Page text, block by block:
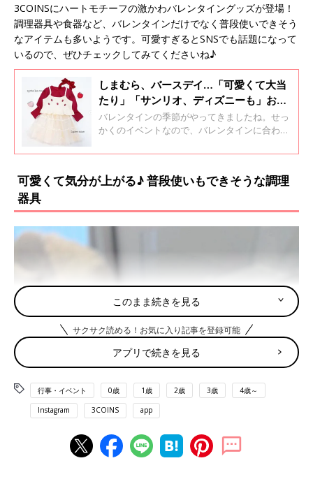
3COINSにハートモチーフの激かわバレンタイングッズが登場！
調理器具や食器など、バレンタインだけでなく普段使いできそう
なアイテムも多いようです。可愛すぎるとSNSでも話題になって
いるので、ぜひチェックしてみてくださいね♪
しまむら、バースデイ…「可愛くて大当
たり」「サンリオ、ディズニーも」おす
すめのバレンタインコーデ5選
バレンタインの季節がやってきましたね。せっ
かくのイベントなので、バレンタインに合わせ
今回は、バレンタインにぴったりのおすすめア
可愛くて気分が上がる♪ 普段使いもできそうな調理
器具
このまま続きを見る
サクサク読める！お気に入り記事を登録可能
アプリで続きを見る
行事・イベント 0歳 1歳 2歳 3歳 4歳～
Instagram 3COINS app